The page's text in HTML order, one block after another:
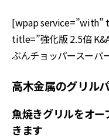
[wpap service=”with”
title=”強化版 2.5倍
ぶんチョッパースーパ
高木金属のグリル
魚焼きグリルをオ
きます